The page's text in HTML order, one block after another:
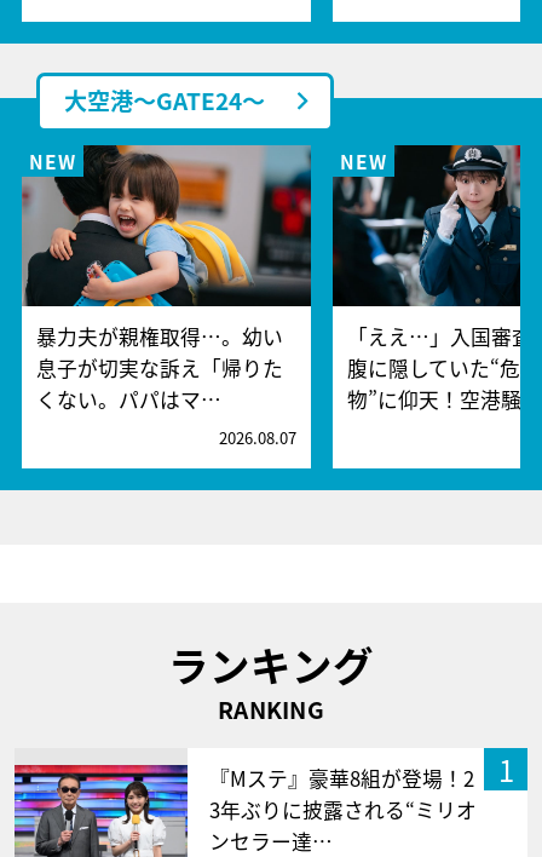
大空港～GATE24～
暴力夫が親権取得…。幼い
息子が切実な訴え「帰りた
くない。パパはマ…
2026.08.07
「ええ…」入国審査
腹に隠していた“危
物”に仰天！空港騒
ランキング
RANKING
1
『Mステ』豪華8組が登場！2
3年ぶりに披露される“ミリオ
ンセラー達…